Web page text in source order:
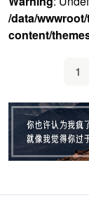
/data/
content/
1